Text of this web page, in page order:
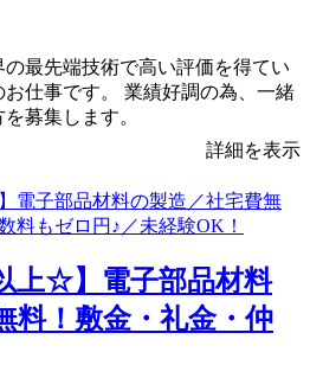
最先端技術で高い評価を得てい
お仕事です。 業績好調の為、一緒
募集します。
詳細を表示
上☆】電子部品材料
料！敷金・礼金・仲